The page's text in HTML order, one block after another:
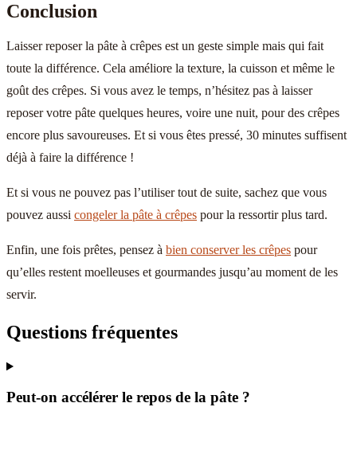
Conclusion
Laisser reposer la pâte à crêpes est un geste simple mais qui fait
toute la différence. Cela améliore la texture, la cuisson et même le
goût des crêpes. Si vous avez le temps, n’hésitez pas à laisser
reposer votre pâte quelques heures, voire une nuit, pour des crêpes
encore plus savoureuses. Et si vous êtes pressé, 30 minutes suffisent
déjà à faire la différence !
Et si vous ne pouvez pas l’utiliser tout de suite, sachez que vous
pouvez aussi congeler la pâte à crêpes pour la ressortir plus tard.
Enfin, une fois prêtes, pensez à bien conserver les crêpes pour
qu’elles restent moelleuses et gourmandes jusqu’au moment de les
servir.
Questions fréquentes
Peut-on accélérer le repos de la pâte ?